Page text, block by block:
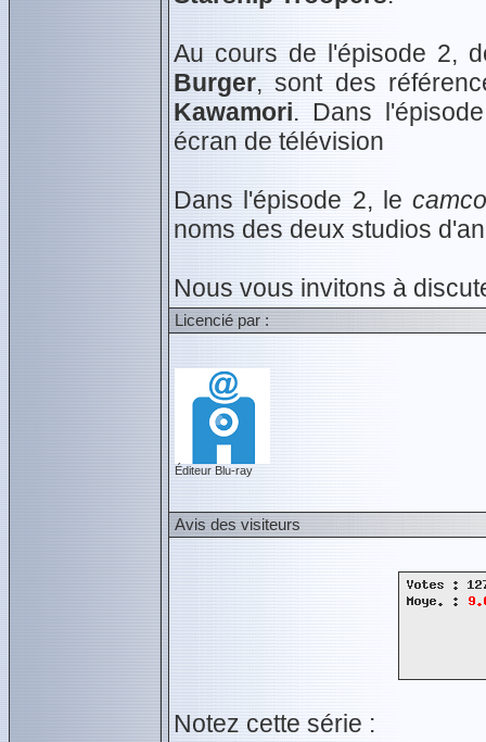
Au cours de l'épisode 2,
Burger, sont des
Kawamori. Dans
écran de télévision
Dans l'épisode 2, le
noms des deux studios
Nous vous invitons à
Licencié par :
Éditeur Blu-ray
Avis des visiteurs
Notez cette série :